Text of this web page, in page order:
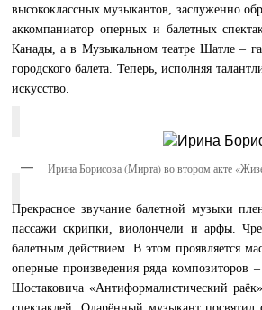
высококлассных музыкантов, заслуженно
аккомпаниатор оперных и балетных
Канады, а в Музыкальном театре Шатле –
городского балета. Теперь, исполняя
искусство.
Ирина Борисова (Мирта) во втором акте
Прекрасное звучание балетной музыки
пассажи скрипки, виолончели и арфы.
балетным действием. В этом проявляется
оперные произведения ряда композиторов
Шостаковича «Антиформалистический